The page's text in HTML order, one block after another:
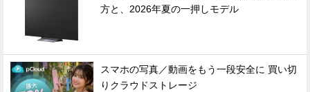
方と、2026年夏の一押しモデル
スマホの写真／動画をもう一段安全に 買い切
りクラウドストレージ